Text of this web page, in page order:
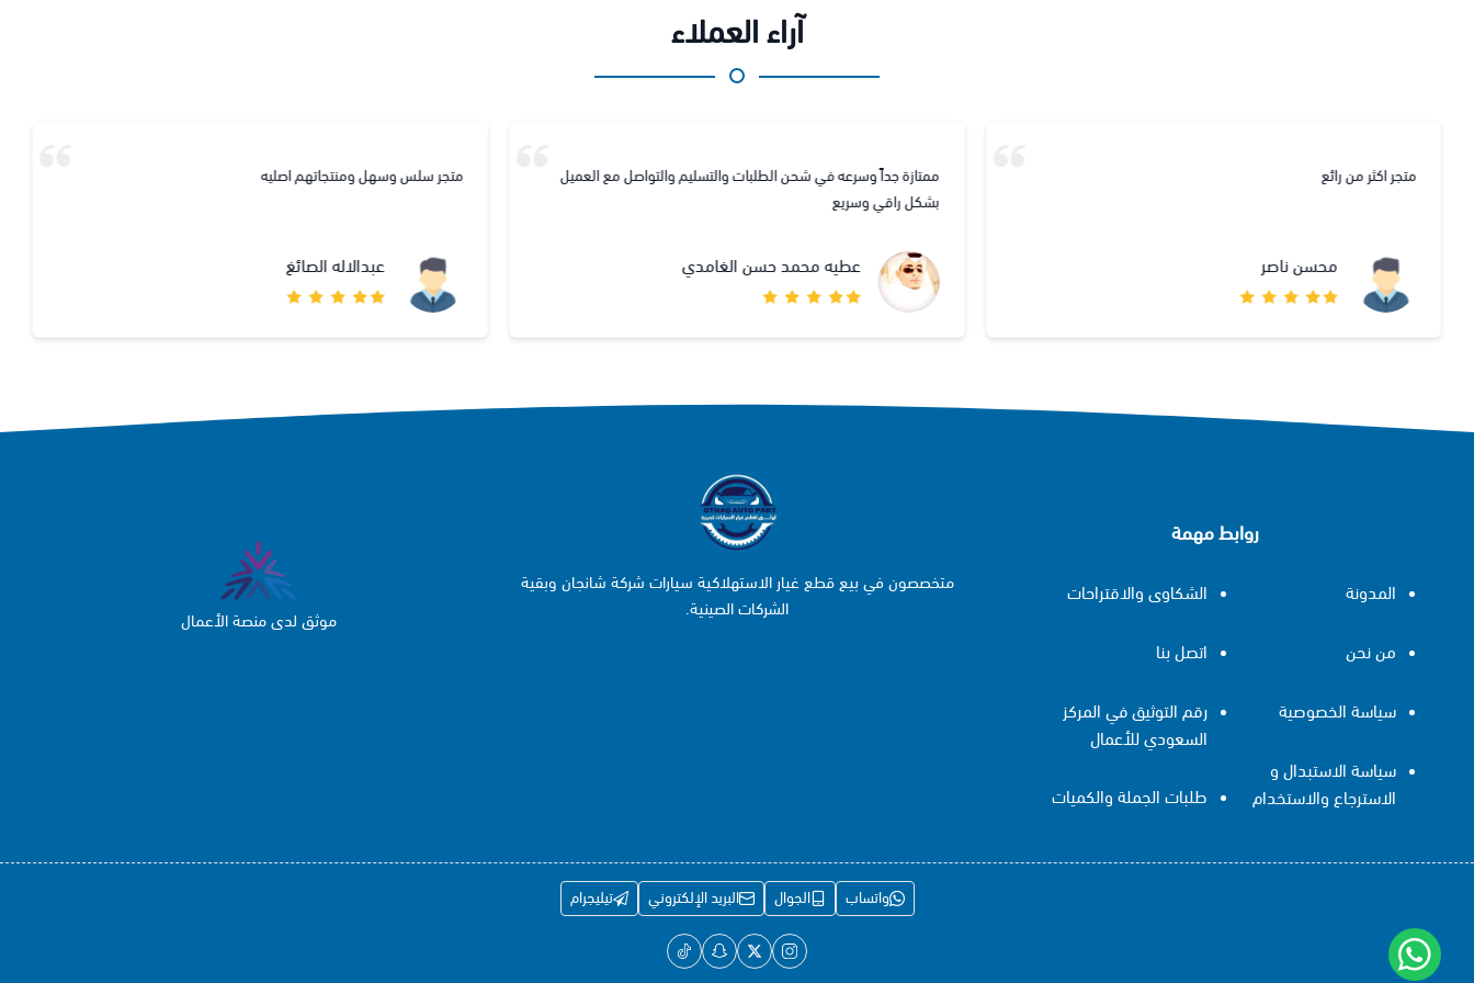
آراء العملاء
متجر اكثر من رائع
محسن ناصر
ممتازة جداً وسرعه في شحن الطلبات والتسليم والتواصل مع العميل
بشكل راقي وسريع
عطيه محمد حسن الغامدي
متجر سلس وسهل ومنتجاتهم اصليه
عبدالاله الصائغ
روابط مهمة
المدونة
من نحن
سياسة الخصوصية
سياسة الاستبدال و
الاسترجاع والاستخدام
الشكاوى والاقتراحات
اتصل بنا
رقم التوثيق في المركز
السعودي للأعمال
طلبات الجملة والكميات
متخصصون في بيع قطع غيار الاستهلاكية سيارات شركة شانجان وبقية
الشركات الصينية.
موثق لدى منصة الأعمال
واتساب الجوال البريد الإلكتروني تيليجرام